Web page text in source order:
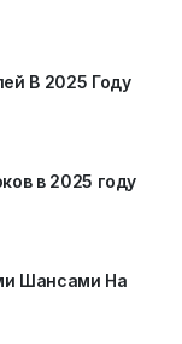
В 2025 Году
в 2025 году
Шансами На